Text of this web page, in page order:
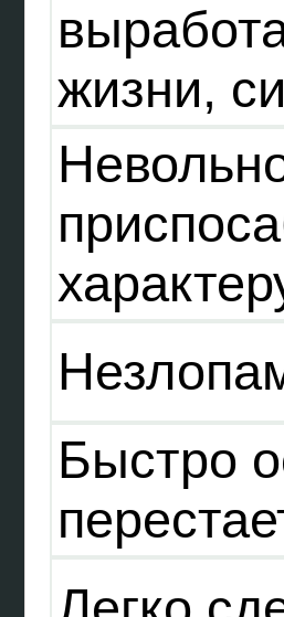
жизни,
Быстро